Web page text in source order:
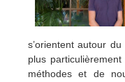
s’orientent autour
plus
méthodes et de